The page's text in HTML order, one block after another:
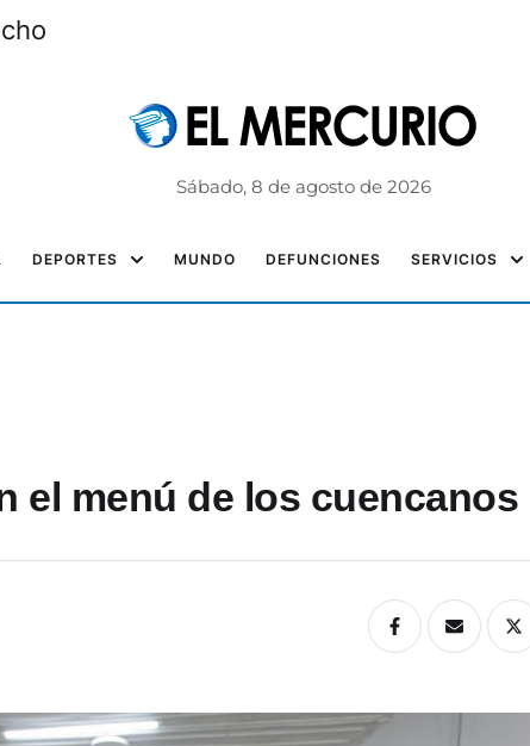
Sábado, 8 de agosto de 2026
DEPORTES MUNDO DEFUNCIONES SERVICIOS
el menú de los cuencanos